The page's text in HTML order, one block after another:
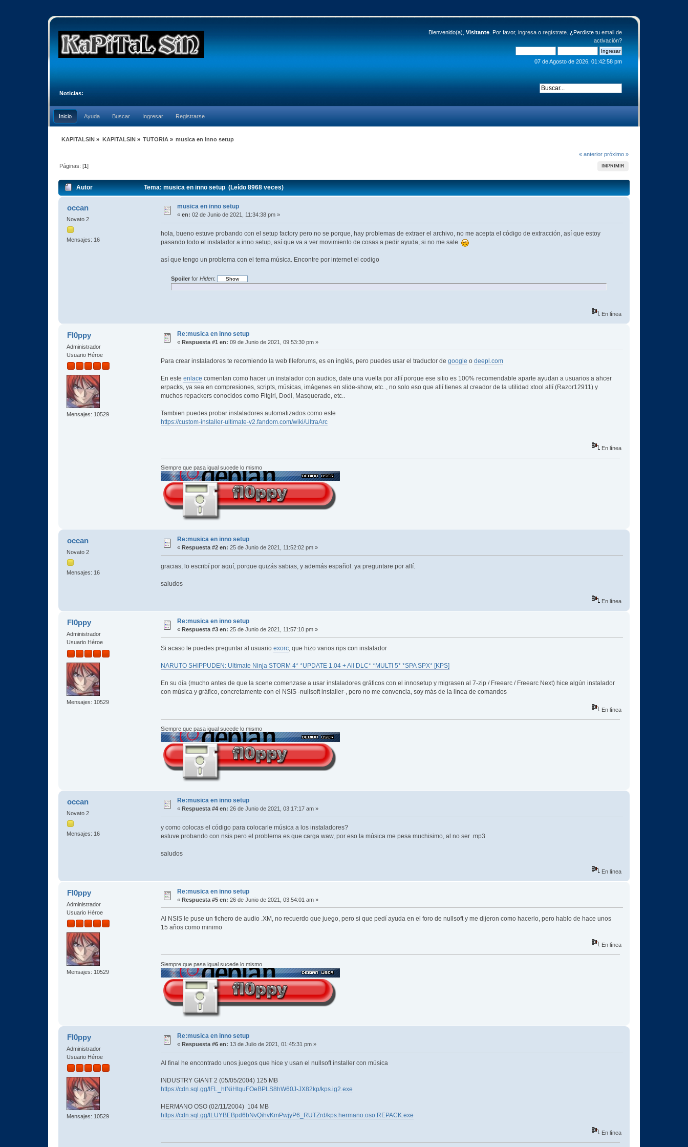
Bienvenido(a), Visitante. Por favor, ingresao regístrate. ¿Perdiste tu email de
activación?
07 de Agosto de 2026, 01:42:58 pm
Noticias:
Inicio Ayuda Buscar Ingresar Registrarse
KAPITALSIN » KAPITALSIN» TUTORIA » musica en inno setup
« anterior próximo »
IMPRIMIR
Páginas: [1]
Autor Tema: musica en inno setup (Leído 8968 veces)
occan
Novato 2
Mensajes: 16
musica en inno setup
«en: 02 de Junio de 2021, 11:34:38 pm »
hola, bueno estuve probando con el setup factory pero no se porque, hay problemas de extraer el archivo, no me acepta el código de extracción, así que estoy
pasando todo el instalador a inno setup, así que va a ver movimiento de cosas a pedir ayuda, si no me sale
así que tengo un problema con el tema música. Encontre por internet el codigo
Spoilerfor Hiden:
En línea
Fl0ppy
Administrador
Usuario Héroe
Mensajes: 10529
Re:musica en inno setup
«Respuesta #1 en: 09 de Junio de 2021, 09:53:30 pm »
Para crear instaladores te recomiendo la web fileforums, es en inglés, pero puedes usar el traductor de google o deepl.com
En este enlace comentan como hacer un instalador con audios, date una vuelta por allí porque ese sitio es 100% recomendable aparte ayudan a usuarios a ahcer
erpacks, ya sea en compresiones, scripts, músicas, imágenes en slide-show, etc.., no solo eso que allí tienes al creador de la utilidad xtool allí (Razor12911) y
muchos repackers conocidos como Fitgirl, Dodi, Masquerade, etc..
Tambien puedes probar instaladores automatizados como este
https://custom-installer-ultimate-v2.fandom.com/wiki/UltraArc
En línea
Siempre que pasa igual sucede lo mismo
occan
Novato 2
Mensajes: 16
Re:musica en inno setup
«Respuesta #2 en: 25 de Junio de 2021, 11:52:02 pm »
gracias, lo escribí por aquí, porque quizás sabias, y además español. ya preguntare por allí.
saludos
En línea
Fl0ppy
Administrador
Usuario Héroe
Mensajes: 10529
Re:musica en inno setup
« Respuesta #3 en: 25 de Junio de 2021, 11:57:10 pm »
Si acaso le puedes preguntar al usuario exorc, que hizo varios rips con instalador
NARUTO SHIPPUDEN: Ultimate Ninja STORM 4* *UPDATE 1.04 + All DLC* *MULTI 5* *SPA SPX* [KPS]
En su día (mucho antes de que la scene comenzase a usar instaladores gráficos con el innosetup y migrasen al 7-zip / Freearc / Freearc Next) hice algún instalador
con música y gráfico, concretamente con el NSIS -nullsoft installer-, pero no me convencia, soy más de la línea de comandos
En línea
Siempre que pasa igual sucede lo mismo
occan
Novato 2
Mensajes: 16
Re:musica en inno setup
«Respuesta #4 en: 26 de Junio de 2021, 03:17:17 am »
y como colocas el código para colocarle música a los instaladores?
estuve probando con nsis pero el problema es que carga waw, por eso la música me pesa muchisimo, al no ser .mp3
saludos
En línea
Fl0ppy
Administrador
Usuario Héroe
Mensajes: 10529
Re:musica en inno setup
«Respuesta #5 en: 26 de Junio de 2021, 03:54:01 am »
Al NSIS le puse un fichero de audio .XM, no recuerdo que juego, pero si que pedí ayuda en el foro de nullsoft y me dijeron como hacerlo, pero hablo de hace unos
15 años como minimo
En línea
Siempre que pasa igual sucede lo mismo
Fl0ppy
Administrador
Usuario Héroe
Mensajes: 10529
Re:musica en inno setup
«Respuesta #6 en: 13 de Julio de 2021, 01:45:31 pm »
Al final he encontrado unos juegos que hice y usan el nullsoft installer con música
INDUSTRY GIANT 2 (05/05/2004) 125 MB
https://cdn.sql.gg/IFL_hfNiHtquFOeBPLS8hW60J-JX82kp/kps.ig2.exe
HERMANO OSO (02/11/2004) 104 MB
https://cdn.sql.gg/tLUYBEBpd6bNvQihvKmPwjyP6_RUTZrd/kps.hermano.oso.REPACK.exe
En línea